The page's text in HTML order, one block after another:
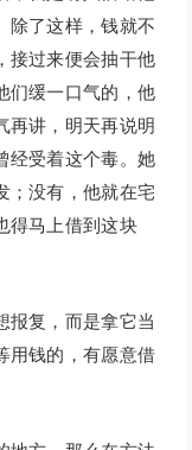
除了这样，钱就不
接过来便会抽干他
们缓一口气的，他
再讲，明天再说明
经受着这个毒。她
；没有，他就在宅
得马上借到这块
报复，而是拿它当
用钱的，有愿意借